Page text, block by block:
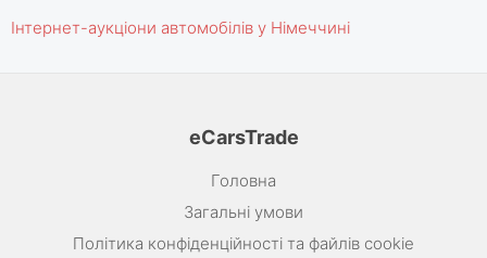
Інтернет-аукціони автомобілів у Німеччині
eCarsTrade
Головна
Загальні умови
Політика конфіденційності та файлів cookie